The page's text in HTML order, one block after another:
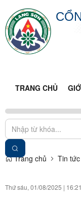
TRANG CHỦ
Trang chủ Tin
Thứ sáu, 01/08/2025 | 16:21